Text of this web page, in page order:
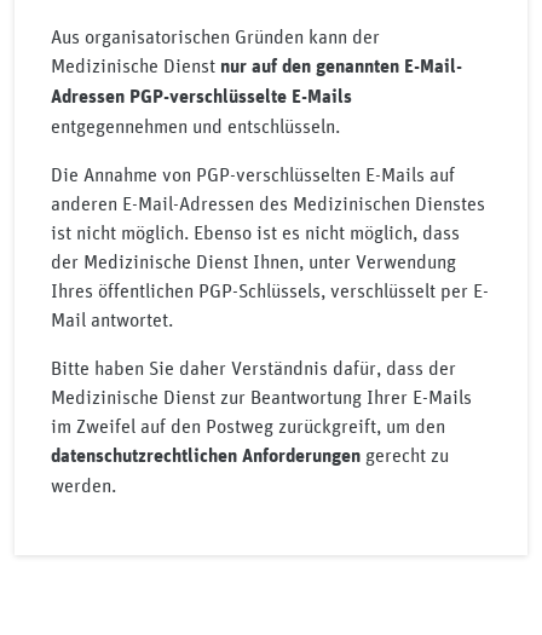
Aus organisatorischen Gründen kann der
Medizinische Dienst nur auf den genannten E-Mail-
Adressen PGP-verschlüsselte E-Mails
entgegennehmen und entschlüsseln.
Die Annahme von PGP-verschlüsselten E-Mails auf
anderen E-Mail-Adressen des Medizinischen Dienstes
ist nicht möglich. Ebenso ist es nicht möglich, dass
der Medizinische Dienst Ihnen, unter Verwendung
Ihres öffentlichen PGP-Schlüssels, verschlüsselt per E-
Mail antwortet.
Bitte haben Sie daher Verständnis dafür, dass der
Medizinische Dienst zur Beantwortung Ihrer E-Mails
im Zweifel auf den Postweg zurückgreift, um den
datenschutzrechtlichen Anforderungen gerecht zu
werden.